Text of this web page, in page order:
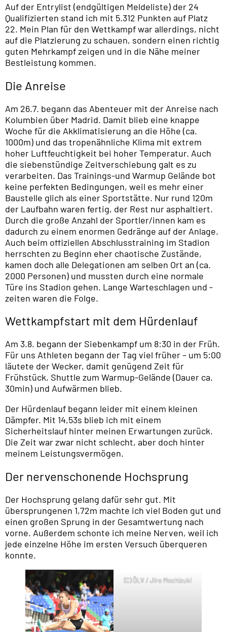
Auf der Entrylist (endgültigen Meldeliste) der 24
Qualifizierten stand ich mit 5.312 Punkten auf Platz
22. Mein Plan für den Wettkampf war allerdings, nicht
auf die Platzierung zu schauen, sondern einen richtig
guten Mehrkampf zeigen und in die Nähe meiner
Bestleistung kommen.
Die Anreise
Am 26.7. begann das Abenteuer mit der Anreise nach
Kolumbien über Madrid. Damit blieb eine knappe
Woche für die Akklimatisierung an die Höhe (ca.
1000m) und das tropenähnliche Klima mit extrem
hoher Luftfeuchtigkeit bei hoher Temperatur. Auch
die siebenstündige Zeitverschiebung galt es zu
verarbeiten. Das Trainings-und Warmup Gelände bot
keine perfekten Bedingungen, weil es mehr einer
Baustelle glich als einer Sportstätte. Nur rund 120m
der Laufbahn waren fertig, der Rest nur asphaltiert.
Durch die große Anzahl der Sportler/innen kam es
dadurch zu einem enormen Gedränge auf der Anlage.
Auch beim offiziellen Abschlusstraining im Stadion
herrschten zu Beginn eher chaotische Zustände,
kamen doch alle Delegationen am selben Ort an (ca.
2000 Personen) und mussten durch eine normale
Türe ins Stadion gehen. Lange Warteschlagen und -
zeiten waren die Folge.
Wettkampfstart mit dem Hürdenlauf
Am 3.8. begann der Siebenkampf um 8:30 in der Früh.
Für uns Athleten begann der Tag viel früher – um 5:00
läutete der Wecker, damit genügend Zeit für
Frühstück, Shuttle zum Warmup-Gelände (Dauer ca.
30min) und Aufwärmen blieb.
Der Hürdenlauf begann leider mit einem kleinen
Dämpfer. Mit 14,53s blieb ich mit einem
Sicherheitslauf hinter meinen Erwartungen zurück.
Die Zeit war zwar nicht schlecht, aber doch hinter
meinem Leistungsvermögen.
Der nervenschonende Hochsprung
Der Hochsprung gelang dafür sehr gut. Mit
übersprungenen 1,72m machte ich viel Boden gut und
einen großen Sprung in der Gesamtwertung nach
vorne. Außerdem schonte ich meine Nerven, weil ich
jede einzelne Höhe im ersten Versuch überqueren
konnte.
(C) ÖLV / Jiro Mochizuki